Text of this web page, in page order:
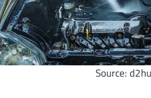
Source: